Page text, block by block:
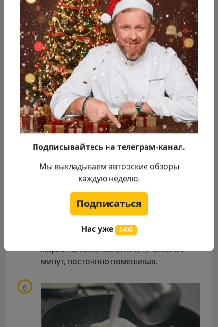
Кинзу нарежем тоже крупно, а перец
чилли мелко.
После того, как паста из чеснока и лука
прижарилась, закидываем в неё филе и
жарим на сильном огне в течение 5-?
минут, постоянно помешивая.
Подписывайтесь на телеграм-канал.
Мы выкладываем авторские обзоры
каждую неделю.
Подписаться
Нас уже 5400